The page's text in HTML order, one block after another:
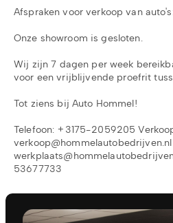
Afspraken voor verkoop van
Onze showroom is gesloten.
Wij zijn 7 dagen per week
voor een vrijblijvende proefrit
Tot ziens bij Auto Hommel!
Telefoon: +3175-2059205
verkoop@hommelautobedrijven.nl
53677733